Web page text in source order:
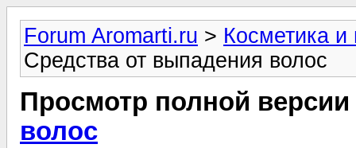
Forum Aromarti.ru > Косметика
Средства от выпадения волос
Просмотр полной
волос